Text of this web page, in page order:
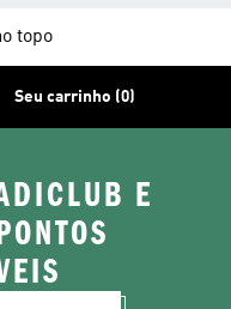
topo
Seu carrinho (0)
E